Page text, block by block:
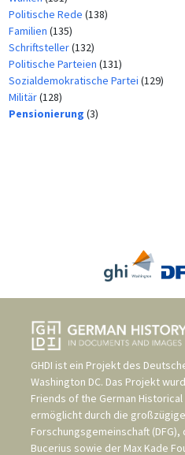
Politische Rede (138)
Familien (135)
Schriftsteller(132)
Politische Parteien (131)
Sozialdemokratische Partei (129)
Militär(128)
Pensionierung (3)
GHDI ist ein Projekt des
Washington DC. Das Projekt
Friends of the German
ermöglicht durch die
Forschungsgemeinschaft (DFG),
Bucerius sowie der Max Kade